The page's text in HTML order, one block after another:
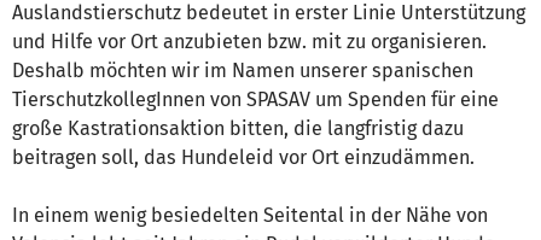
Auslandstierschutz bedeutet in erster Linie Unterstützung
und Hilfe vor Ort anzubieten bzw. mit zu organisieren.
Deshalb möchten wir im Namen unserer spanischen
TierschutzkollegInnen von SPASAV um Spenden für eine
große Kastrationsaktion bitten, die langfristig dazu
beitragen soll, das Hundeleid vor Ort einzudämmen.
In einem wenig besiedelten Seitental in der Nähe von